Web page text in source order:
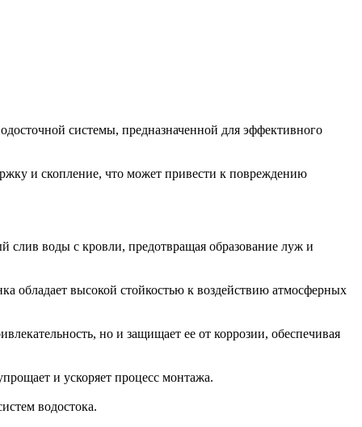
системы, предназначенной для эффективного
и скопление, что может привести к повреждению
слив воды с кровли, предотвращая образование луж и
обладает высокой стойкостью к воздействию атмосферных
но и защищает ее от коррозии, обеспечивая
и ускоряет процесс монтажа.
водостока.